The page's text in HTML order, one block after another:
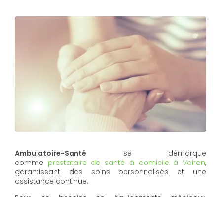
Ambulatoire-Santé se démarque
comme prestataire de santé à domicile à Voiron,
garantissant des soins personnalisés et une
assistance continue.